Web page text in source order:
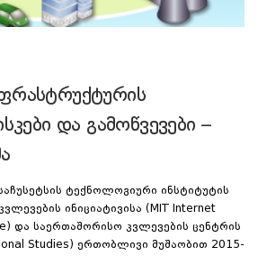
და გამოწვევები –
ტექნოლოგიური ინსტიტუტის
ინიციატივისა (MIT Internet
და საერთაშორისო კვლევების ცენტრის
Studies) ერთობლივი მუშაობით 2015-